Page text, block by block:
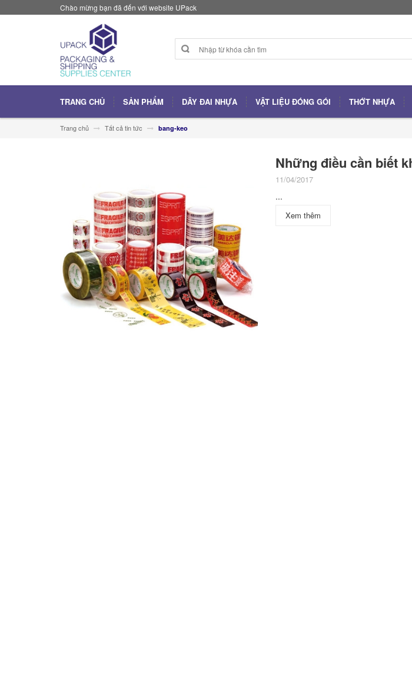
Chào mừng bạn đã đến với website UPack
TRANG CHỦ SẢN PHẨM DÂY ĐAI NHỰA VẬT LIỆU ĐÓNG GÓI THỚT NHỰA
Trang chủ Tất cả tin tức bang-keo
Những điều cần biết
11/04/2017
...
Xem thêm